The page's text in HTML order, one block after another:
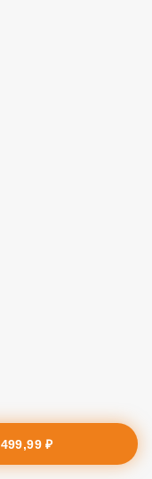
499,99 ₽